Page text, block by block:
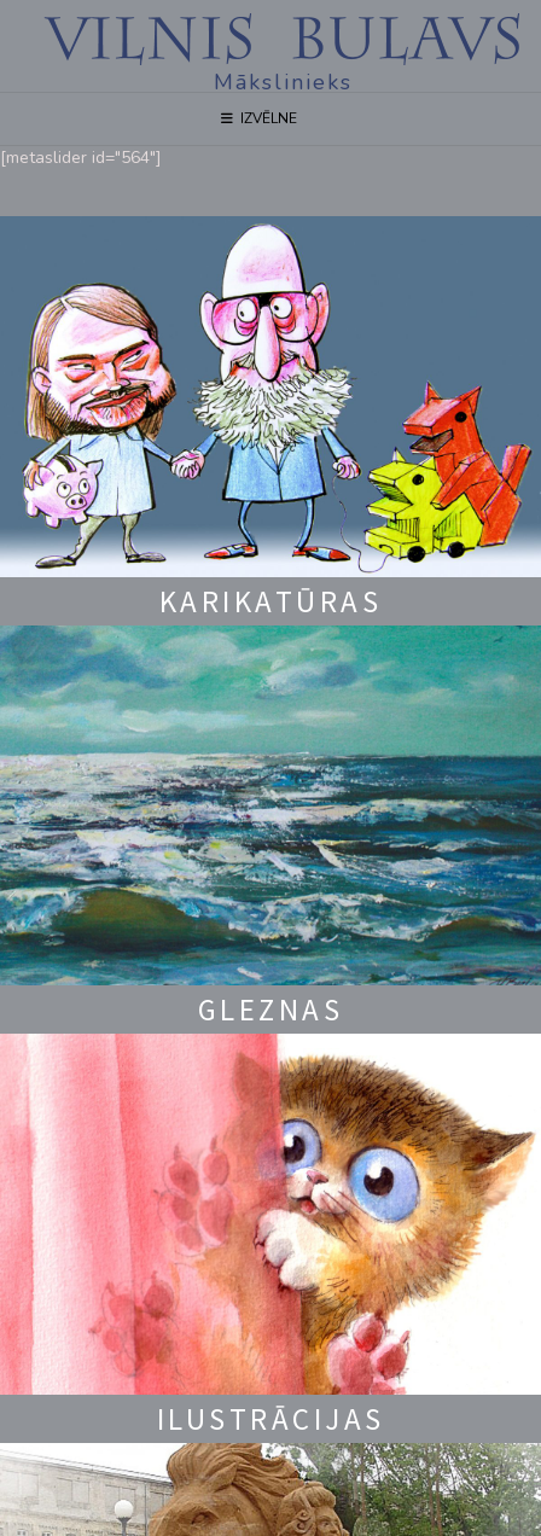
Mākslinieks
IZVĒLNE
[metaslider id="564"]
KARIKATŪRAS
GLEZNAS
ILUSTRĀCIJAS